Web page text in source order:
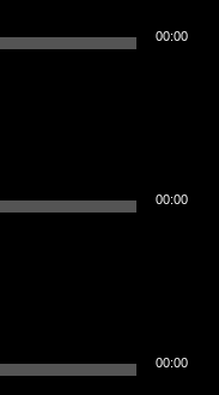
00:00
00:00
00:00